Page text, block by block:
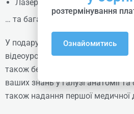
Косметолог-
рівень +
методик
Online |
Лазерні технології
… та багато інших програм!
У подарунок до очного навчання
відеоуроки з косметології та
також безкоштовний медичний
ваших знань у галузі анатомії та
також надання першої медичної
розтермінування
Ознайомитись